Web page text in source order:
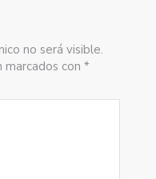
no será visible.
con *